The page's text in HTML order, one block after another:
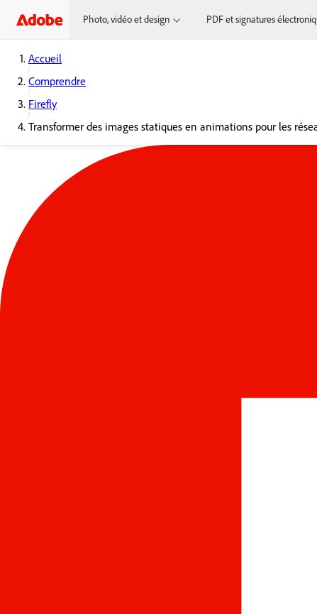
Photo, vidéo et design PDF et signatures
Accueil
Comprendre
Firefly
Transformer des images statiques en animations pour les